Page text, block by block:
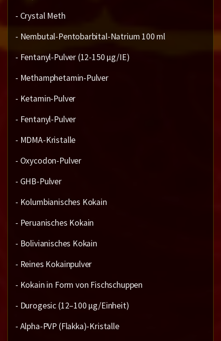
- Crystal Meth
- Nembutal-Pentobarbital-Natrium 100 ml
- Fentanyl-Pulver (12-150 µg/IE)
- Methamphetamin-Pulver
- Ketamin-Pulver
- Fentanyl-Pulver
- MDMA-Kristalle
- Oxycodon-Pulver
- GHB-Pulver
- Kolumbianisches Kokain
- Peruanisches Kokain
- Bolivianisches Kokain
- Reines Kokainpulver
- Kokain in Form von Fischschuppen
- Durogesic (12–100 µg/Einheit)
- Alpha-PVP (Flakka)-Kristalle